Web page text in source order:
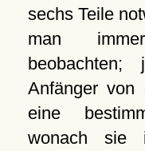
sechs Teile
man
Anfänger von
eine
wonach sie